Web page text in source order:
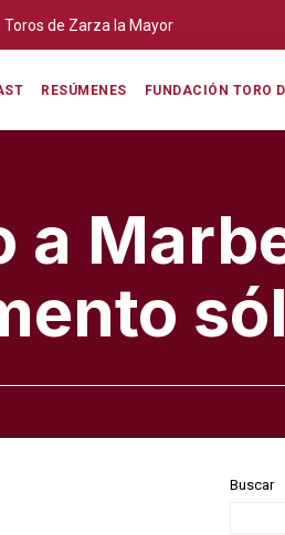
de Zarza la Mayor
RESÚMENES FUNDACIÓN TORO
a
Buscar